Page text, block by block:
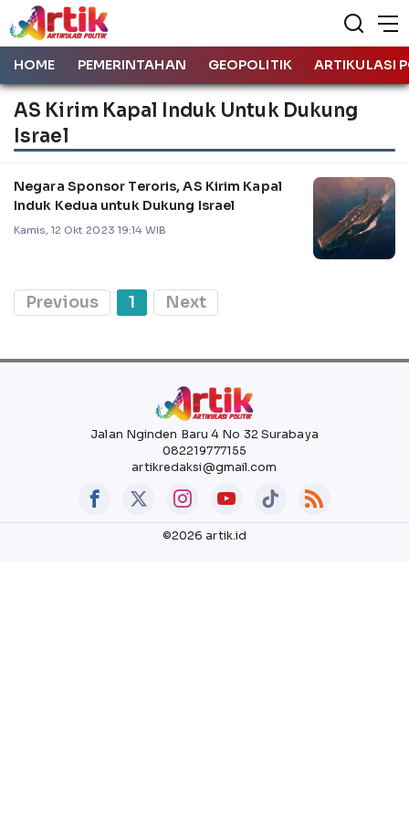
HOME PEMERINTAHAN GEOPOLITIK ARTIKULASI
AS Kirim Kapal Induk Untuk Dukung
Israel
Negara Sponsor Teroris, AS Kirim Kapal
Induk Kedua untuk Dukung Israel
Kamis, 12 Okt 2023 19:14 WIB
Previous 1 Next
Jalan Nginden Baru 4 No 32 Surabaya
082219777155
artikredaksi@gmail.com
©2026 artik.id